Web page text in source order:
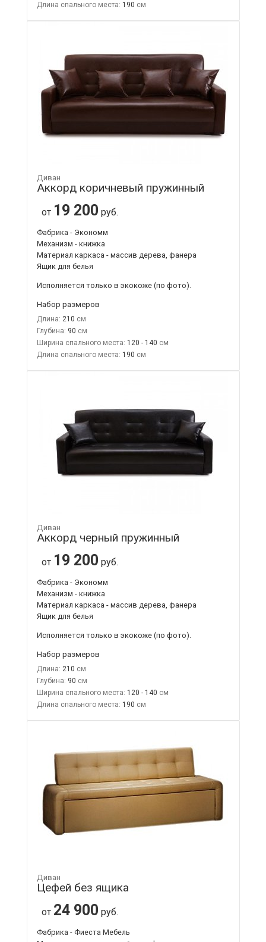
Длина спального места: 190
Диван
Аккорд коричневый пружинный
от 19 200 руб.
Фабрика - Экономм
Механизм - книжка
Материал каркаса - массив дерева, фанера
Ящик для белья
Исполняется только в экокоже (по фото).
Набор размеров
Длина: 210
Глубина: 90
Ширина спального места: 120 - 140
Длина спального места: 190
Диван
Аккорд черный пружинный
от 19 200 руб.
Фабрика - Экономм
Механизм - книжка
Материал каркаса - массив дерева, фанера
Ящик для белья
Исполняется только в экокоже (по фото).
Набор размеров
Длина: 210
Глубина: 90
Ширина спального места: 120 - 140
Длина спального места: 190
Диван
Цефей без ящика
от 24 900 руб.
Фабрика - Фиеста Мебель